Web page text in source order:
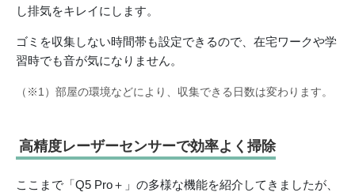
し排気をキレイにします。
ゴミを収集しない時間帯も設定できるので、在宅ワークや学
習時でも音が気になりません。
（※1）部屋の環境などにより、収集できる日数は変わります。
高精度レーザーセンサーで効率よく掃除
ここまで「Q5 Pro＋」の多様な機能を紹介してきましたが、